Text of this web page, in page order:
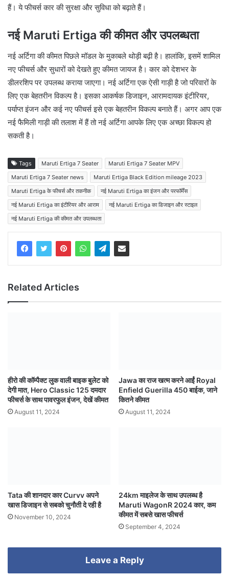
हैं। ये फीचर्स कार की सुरक्षा और सुविधा को बढ़ाते हैं।
नई Maruti Ertiga की कीमत और उपलब्धता
नई अर्टिगा की कीमत पिछले मॉडल के मुकाबले थोड़ी बढ़ी है। हालांकि, इसमें शामिल
नए फीचर्स और सुधारों को देखते हुए कीमत जायज है। कार को देशभर के
डीलरशिप पर उपलब्ध कराया जाएगा। नई अर्टिगा एक ऐसी गाड़ी है जो परिवारों के
लिए एक बेहतरीन विकल्प है। इसका आकर्षक डिजाइन, आरामदायक इंटीरियर,
पर्याप्त इंजन और कई नए फीचर्स इसे एक बेहतरीन विकल्प बनाते हैं। अगर आप एक
नई फैमिली गाड़ी की तलाश में हैं तो नई अर्टिगा आपके लिए एक अच्छा विकल्प हो
सकती है।
Tags Maruti Ertiga 7 Seater
Maruti Ertiga 7 Seater MPV
Maruti Ertiga 7 Seater news
Maruti Ertiga Black Edition mileage 2023
Maruti Ertiga के फीचर्स और तकनीक
नई Maruti Ertiga का इंजन और परफॉर्मेंस
नई Maruti Ertiga का इंटीरियर और आराम
नई Maruti Ertiga का डिजाइन और स्टाइल
नई Maruti Ertiga की कीमत और उपलब्धता
Related Articles
हीरो की कॉम्पैक्ट लुक वाली बाइक बुलेट को
देगी मात, Hero Classic 125 दमदार
फीचर्स के साथ पावरफुल इंजन, देखें कीमत
August 11, 2024
Jawa का राज खत्म करने आईं Royal
Enfield Guerilla 450 बाईक, जाने
कितने कीमत
August 11, 2024
Tata की शानदार कार Curvv अपने
खास डिजाइन से सबको चुनौती दे रही है
November 10, 2024
24km माइलेज के साथ उपलब्ध है
Maruti WagonR 2024 कार, कम
कीमत में सबसे खास फीचर्स
September 4, 2024
Leave a Reply